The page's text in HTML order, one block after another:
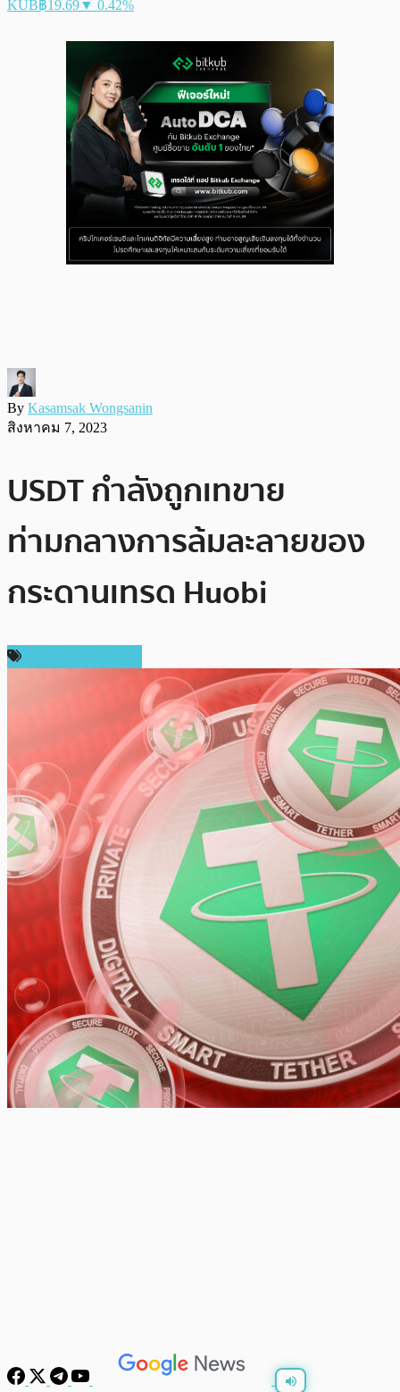
KUB฿19.69▼ 0.42%
By Kasamsak Wongsanin
สิงหาคม 7, 2023
USDT กำลังถูกเทขาย
ท่ามกลางการล้มละลายของ
กระดานเทรด Huobi